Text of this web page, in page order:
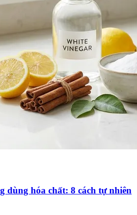
dùng hóa chất: 8 cách tự nhiên